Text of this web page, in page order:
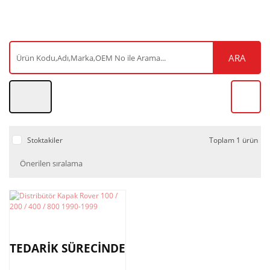
ARA
Stoktakiler Toplam 1 ürün
TEDARİK SÜRECİNDE